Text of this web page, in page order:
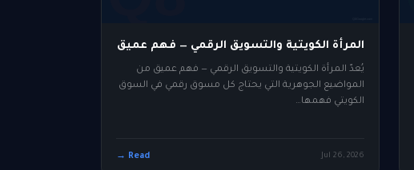
المرأة الكويتية والتسويق الرقمي — فهم عميق
يُعدّ المرأة الكويتية والتسويق الرقمي — فهم عميق من
المواضيع الجوهرية التي يحتاج كل مسوق رقمي في السوق
الكويتي فهمها…
Jul 26, 2026
Read →